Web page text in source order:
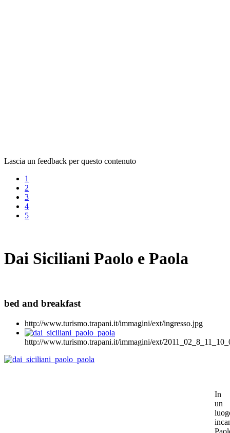
Lascia un feedback per questo contenuto
1
2
3
4
5
Dai Siciliani Paolo e Paola
bed and breakfast
http://www.turismo.trapani.it/immagini/ext/ingresso.jpg
http://www.turismo.trapani.it/immagini/ext/
In
un